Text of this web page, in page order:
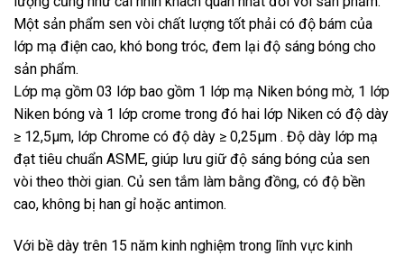
Một sản phẩm sen vòi chất lượng tốt phải có độ bám của
lớp mạ điện cao, khó bong tróc, đem lại độ sáng bóng cho
sản phẩm.
Lớp mạ gồm 03 lớp bao gồm 1 lớp mạ Niken bóng mờ, 1 lớp
Niken bóng và 1 lớp crome trong đó hai lớp Niken có độ dày
≥ 12,5μm, lớp Chrome có độ dày ≥ 0,25μm . Độ dày lớp mạ
đạt tiêu chuẩn ASME, giúp lưu giữ độ sáng bóng của sen
vòi theo thời gian. Củ sen tắm làm bằng đồng, có độ bền
cao, không bị han gỉ hoặc antimon.
Với bề dày trên 15 năm kinh nghiệm trong lĩnh vực kinh